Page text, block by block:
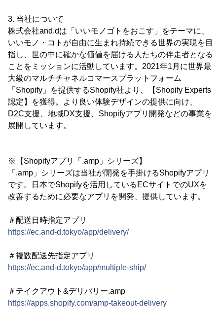
3. 当社について
株式会社and.dは「いいモノゴトをおこす」をテーマに、
いいモノ・コトが自由に生まれ持続できる世界の実現を目
指し、世の中に確かな価値を届ける人たちの伴走者となる
ことをミッションに活動しています。2021年1月に世界最
大級のマルチチャネルコマースプラットフォーム
「Shopify」を提供するShopify社より、【Shopify Experts
認定】を獲得。より良い体験デザインの提供に向け、
D2C支援、地域DX支援、Shopifyアプリ開発などの事業を
展開しています。
※【Shopifyアプリ「.amp」シリーズ】
「.amp」シリーズは当社が開発を手掛けるShopifyアプリ
です。日本でShopifyを活用しているECサイトでのUXを
改善するために必要なアプリを開発、提供しています。
＃配送日時指定アプリ
https://ec.and-d.tokyo/app/delivery/
＃複数配送先指定アプリ
https://ec.and-d.tokyo/app/multiple-ship/
＃テイクアウト&デリバリー.amp
https://apps.shopify.com/amp-takeout-delivery